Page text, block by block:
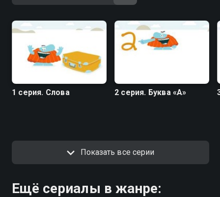
1 серия. Слова 2 серия. Буква «А»
Показать все серии
Ещё сериалы в жанре: